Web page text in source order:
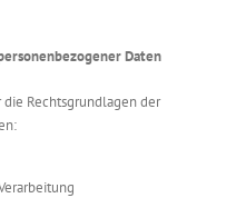
Daten
Rechtsgrundlagen der